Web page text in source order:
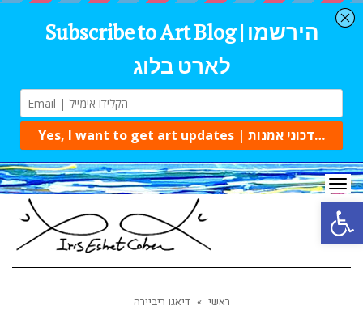
ראשי » דיאגו ריביירה